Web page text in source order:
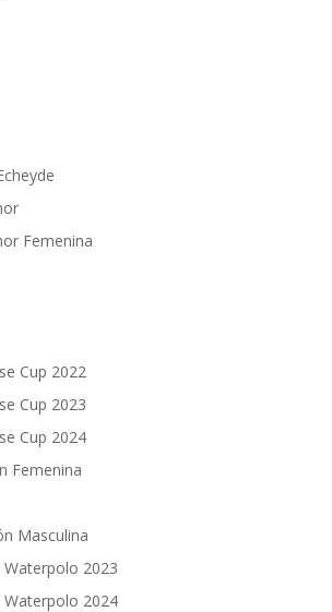
Femenina
Cup 2022
Cup 2023
Cup 2024
Femenina
Masculina
2023
2024